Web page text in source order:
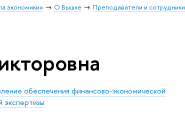
экономики» О Вышке Преподаватели и сотрудники
обеспечения финансово-экономической